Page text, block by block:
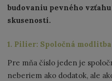
budovaniu pevného
skuseností.
1. Pilier: Spoločná modlitba
Pre mňa číslo jeden je
neberiem ako dodatok, ale